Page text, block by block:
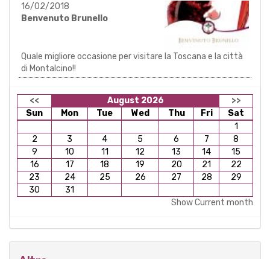
16/02/2018
Benvenuto Brunello
Quale migliore occasione per visitare la Toscana e la città
di Montalcino!!
<< August 2026
>>
Sun
Mon Tue Wed Thu Fri
Sat
1
2
3 4 5 6 7
8
9
10 11 12 13 14
15
16
17 18 19 20 21
22
23
24 25 26 27 28
29
30
31
Show Current month